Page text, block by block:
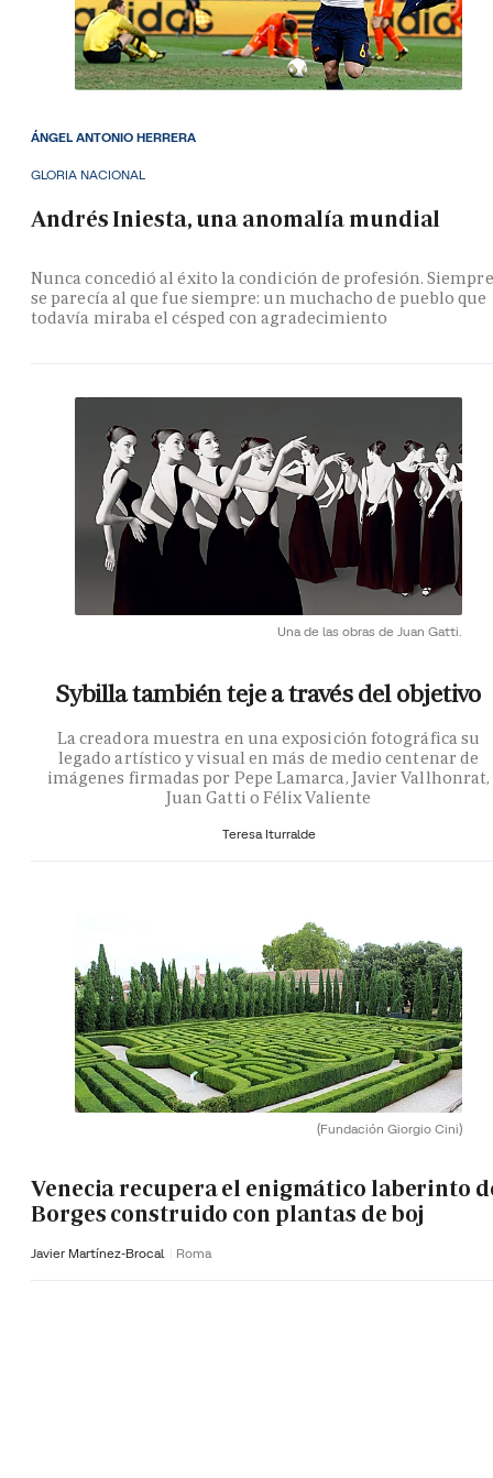
GLORIA NACIONAL
Andrés Iniesta, una anomalía mundial
Nunca concedió al éxito la condición de profesión. Siempre
se parecía al que fue siempre: un muchacho de pueblo que
todavía miraba el césped con agradecimiento
ÁNGEL ANTONIO HERRERA
Una de las obras de Juan Gatti.
Sybilla también teje a través del objetivo
La creadora muestra en una exposición fotográfica su
legado artístico y visual en más de medio centenar de
imágenes firmadas por Pepe Lamarca, Javier Vallhonrat,
Juan Gatti o Félix Valiente
Teresa Iturralde
(Fundación Giorgio Cini)
Venecia recupera el enigmático laberinto
Borges construido con plantas de boj
Javier Martínez-Brocal Roma